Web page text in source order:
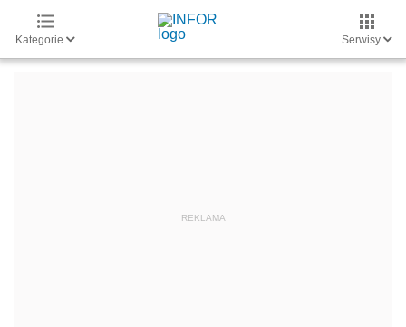
Kategorie Serwisy